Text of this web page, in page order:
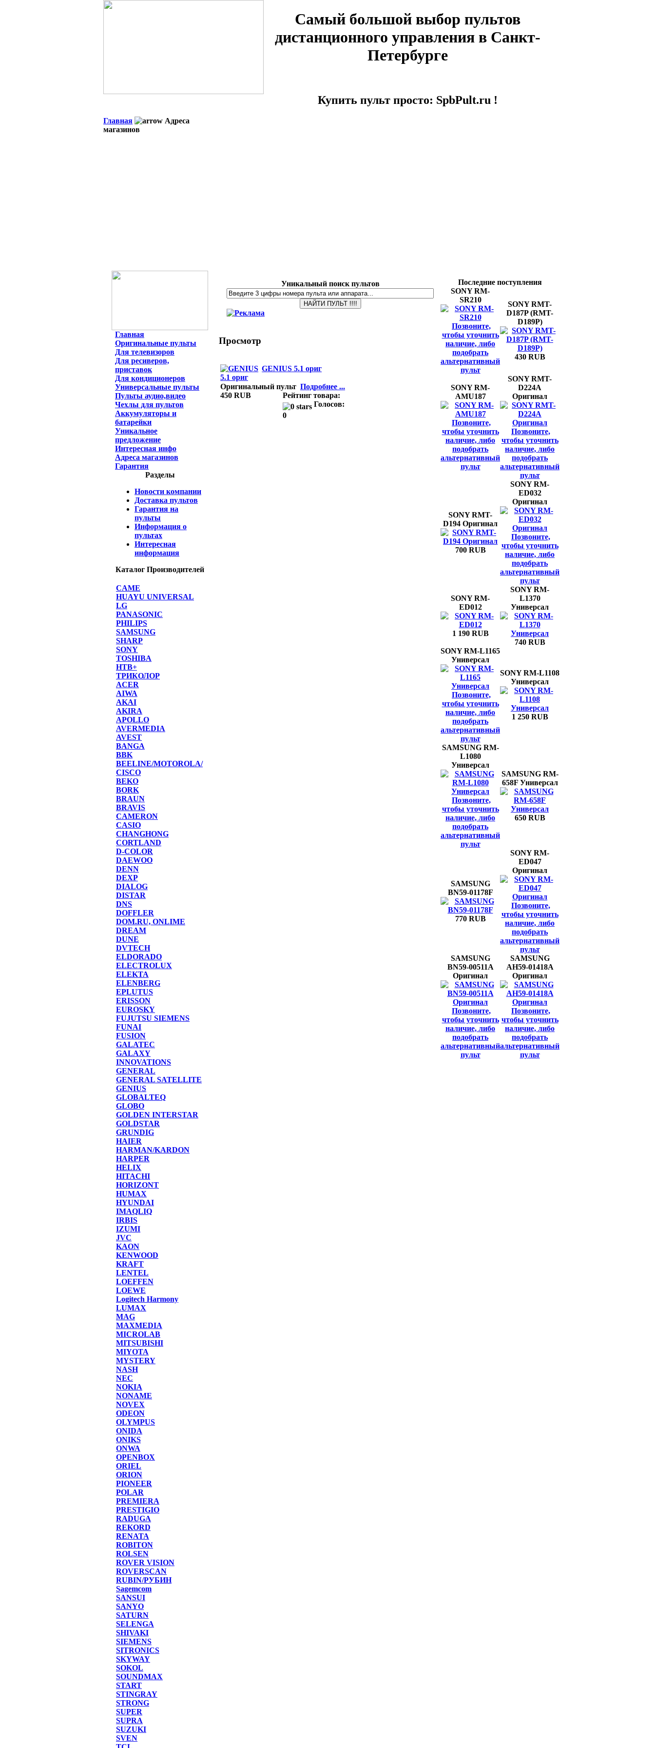
Самый большой выбор пультов
дистанционного управления в Санкт-
Петербурге
Купить пульт просто: SpbPult.ru !
Главная
Адреса
магазинов
Главная
Оригинальные пульты
Для телевизоров
Для ресиверов,
приставок
Для кондиционеров
Универсальные пульты
Пульты аудио,видео
Чехлы для пультов
Аккумуляторы и
батарейки
Уникальное
предложение
Интересная инфо
Адреса магазинов
Гарантия
Разделы
Новости компании
Доставка пультов
Гарантия на
пульты
Информация о
пультах
Интересная
информация
Каталог Производителей
CAME
HUAYU UNIVERSAL
LG
PANASONIC
PHILIPS
SAMSUNG
SHARP
SONY
TOSHIBA
НТВ+
ТРИКОЛОР
ACER
AIWA
AKAI
AKIRA
APOLLO
AVERMEDIA
AVEST
BANGA
BBK
BEELINE/MOTOROLA/
CISCO
BEKO
BORK
BRAUN
BRAVIS
CAMERON
CASIO
CHANGHONG
CORTLAND
D-COLOR
DAEWOO
DENN
DEXP
DIALOG
DISTAR
DNS
DOFFLER
DOM.RU, ONLIME
DREAM
DUNE
DVTECH
ELDORADO
ELECTROLUX
ELEKTA
ELENBERG
EPLUTUS
ERISSON
EUROSKY
FUJUTSU SIEMENS
FUNAI
FUSION
GALATEC
GALAXY
INNOVATIONS
GENERAL
GENERAL SATELLITE
GENIUS
GLOBALTEQ
GLOBO
GOLDEN INTERSTAR
GOLDSTAR
GRUNDIG
HAIER
HARMAN/KARDON
HARPER
HELIX
HITACHI
HORIZONT
HUMAX
HYUNDAI
IMAQLIQ
IRBIS
IZUMI
JVC
KAON
KENWOOD
KRAFT
LENTEL
LOEFFEN
LOEWE
Logitech Harmony
LUMAX
MAG
MAXMEDIA
MICROLAB
MITSUBISHI
MIYOTA
MYSTERY
NASH
NEC
NOKIA
NONAME
NOVEX
ODEON
OLYMPUS
ONIDA
ONIKS
ONWA
OPENBOX
ORIEL
ORION
PIONEER
POLAR
PREMIERA
PRESTIGIO
RADUGA
REKORD
RENATA
ROBITON
ROLSEN
ROVER VISION
ROVERSCAN
RUBIN/РУБИН
Sagemcom
SANSUI
SANYO
SATURN
SELENGA
SHIVAKI
SIEMENS
SITRONICS
SKYWAY
SOKOL
SOUNDMAX
START
STINGRAY
STRONG
SUPER
SUPRA
SUZUKI
SVEN
Уникальный поиск пультов
Просмотр
GENIUS 5.1 ориг
Оригинальный пульт Подробнее ...
450 RUB
Рейтинг товара:
Голосов:
0
Последние поступления
SONY RM-
SR210
Позвоните,
чтобы уточнить
наличие, либо
подобрать
альтернативный
пульт
SONY RMT-
D187P (RMT-
D189P)
430 RUB
SONY RM-
AMU187
Позвоните,
чтобы уточнить
наличие, либо
подобрать
альтернативный
пульт
SONY RMT-
D224A
Оригинал
Позвоните,
чтобы уточнить
наличие, либо
подобрать
альтернативный
пульт
SONY RMT-
D194 Оригинал
700 RUB
SONY RM-
ED032
Оригинал
Позвоните,
чтобы уточнить
наличие, либо
подобрать
альтернативный
пульт
SONY RM-
ED012
1 190 RUB
SONY RM-
L1370
Универсал
740 RUB
SONY RM-L1165
Универсал
Позвоните,
чтобы уточнить
наличие, либо
подобрать
альтернативный
пульт
SONY RM-L1108
Универсал
1 250 RUB
SAMSUNG RM-
L1080
Универсал
Позвоните,
чтобы уточнить
наличие, либо
подобрать
альтернативный
пульт
SAMSUNG RM-
658F Универсал
650 RUB
SAMSUNG
BN59-01178F
770 RUB
SONY RM-
ED047
Оригинал
Позвоните,
чтобы уточнить
наличие, либо
подобрать
альтернативный
пульт
SAMSUNG
BN59-00511A
Оригинал
Позвоните,
чтобы уточнить
наличие, либо
подобрать
альтернативный
пульт
SAMSUNG
AH59-01418A
Оригинал
Позвоните,
чтобы уточнить
наличие, либо
подобрать
альтернативный
пульт